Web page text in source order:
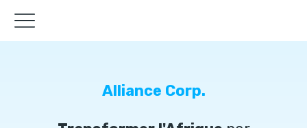
Alliance Corp.